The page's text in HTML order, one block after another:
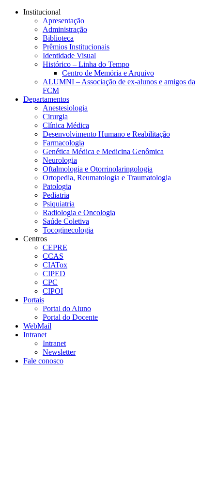
Conteúdo principal
Institucional
Apresentação
Administração
Biblioteca
Prêmios Institucionais
Identidade Visual
Histórico – Linha do Tempo
Centro de Memória e Arquivo
ALUMNI – Associação de ex-alunos e amigos da
FCM
Departamentos
Anestesiologia
Cirurgia
Clínica Médica
Desenvolvimento Humano e Reabilitação
Farmacologia
Genética Médica e Medicina Genômica
Neurologia
Oftalmologia e Otorrinolaringologia
Ortopedia, Reumatologia e Traumatologia
Patologia
Pediatria
Psiquiatria
Radiologia e Oncologia
Saúde Coletiva
Tocoginecologia
Centros
CEPRE
CCAS
CIATox
CIPED
CPC
CIPOI
Portais
Portal do Aluno
Portal do Docente
WebMail
Intranet
Intranet
Newsletter
Fale conosco